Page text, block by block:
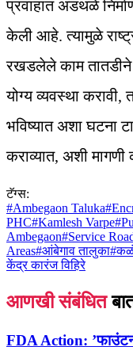
प्रवाहात अडथळे
केली आहे. त्यामुळे
रखडलेले काम तातडीने
योग्य व्यवस्था
भविष्यात अशा घटना
कराव्यात, अशी
टॅग्स:
#Ambegaon Taluka#
PHC#Kamlesh Varpe#
Ambegaon#Service
Areas#आंबेगाव तालुका#
केंद्र कारंज विहिरे
आणखी संबंधित
FDA Action: